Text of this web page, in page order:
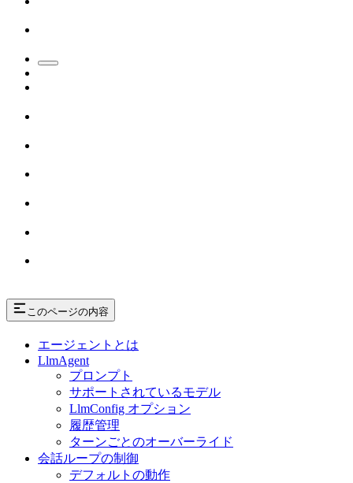
このページの内容
エージェントとは
LlmAgent
プロンプト
サポートされているモデル
LlmConfig オプション
履歴管理
ターンごとのオーバーライド
会話ループの制御
デフォルトの動作